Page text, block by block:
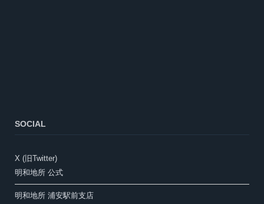
SOCIAL
X (旧Twitter)
明和地所 公式
明和地所 浦安駅前支店